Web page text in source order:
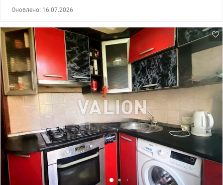
Оновлено: 16.07.2026